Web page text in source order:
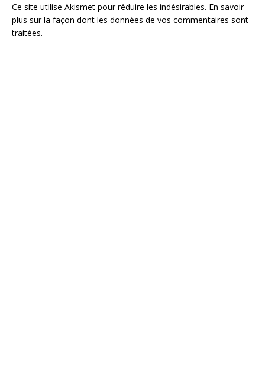
Ce site utilise Akismet pour réduire les indésirables. En savoir
plus sur la façon dont les données de vos commentaires sont
traitées.